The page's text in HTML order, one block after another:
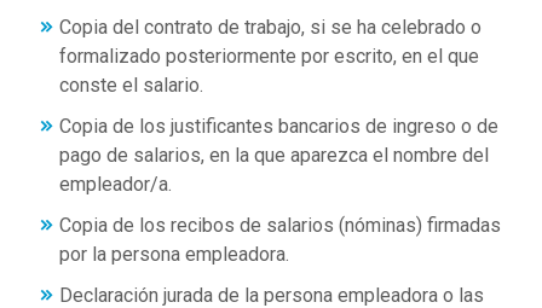
Copia del contrato de trabajo, si se ha celebrado o
formalizado posteriormente por escrito, en el que
conste el salario.
Copia de los justificantes bancarios de ingreso o de
pago de salarios, en la que aparezca el nombre del
empleador/a.
Copia de los recibos de salarios (nóminas) firmadas
por la persona empleadora.
Declaración jurada de la persona empleadora o las